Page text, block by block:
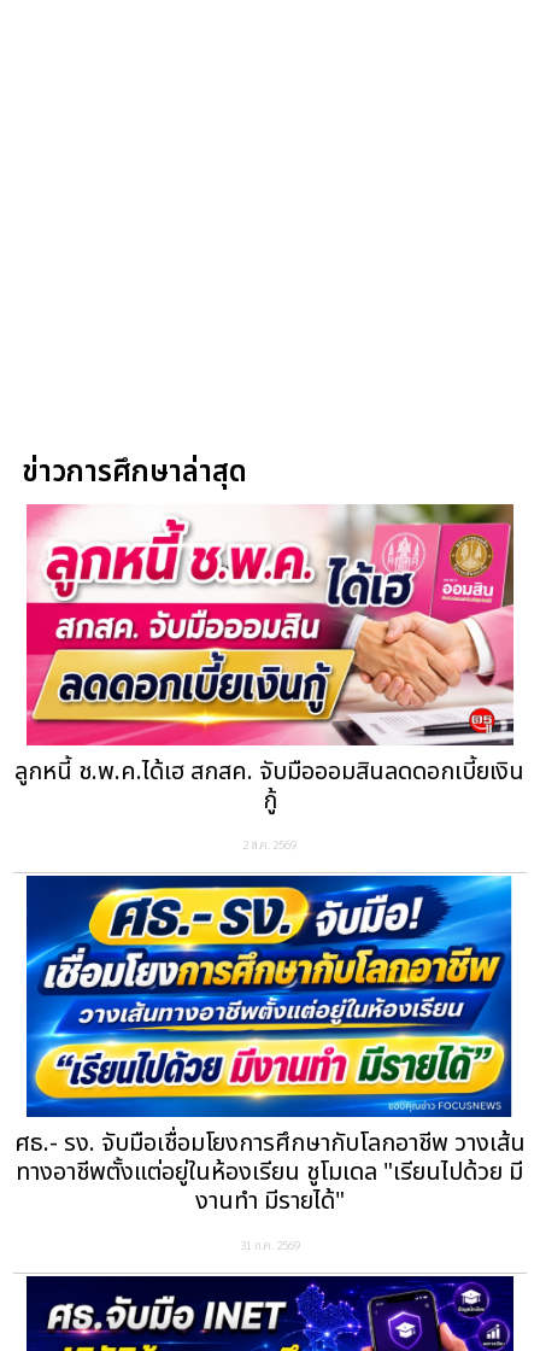
ข่าวการศึกษาล่าสุด
ลูกหนี้ ช.พ.ค.ได้เฮ สกสค. จับมือออมสินลดดอกเบี้ยเงิน
กู้
2 ส.ค. 2569
ศธ.- รง. จับมือเชื่อมโยงการศึกษากับโลกอาชีพ วางเส้น
ทางอาชีพตั้งแต่อยู่ในห้องเรียน ชูโมเดล "เรียนไปด้วย มี
งานทำ มีรายได้"
31 ก.ค. 2569